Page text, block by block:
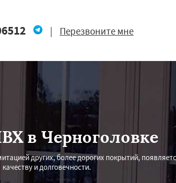
| Перезвоните мне
в Черноголовке
других, более дорогих покрытий,
качеству и долговечности.